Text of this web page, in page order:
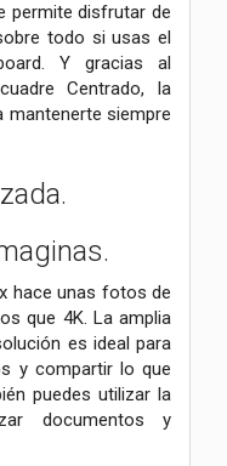
permite disfrutar de
todo si usas el
Y gracias al
Centrado, la
mantenerte siempre
hace unas fotos de
que 4K. La amplia
es ideal para
y compartir lo que
puedes utilizar la
documentos y